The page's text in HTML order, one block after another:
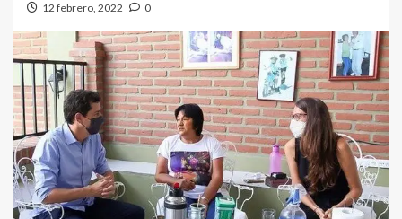
12 febrero, 2022 0